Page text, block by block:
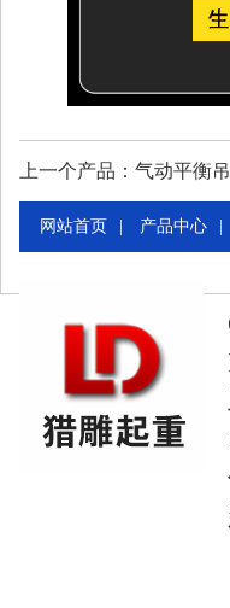
上一个产品： 气动平衡
网站首页 产品中心